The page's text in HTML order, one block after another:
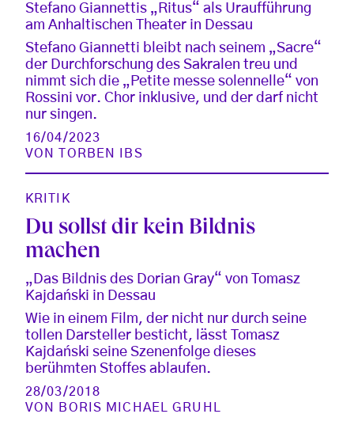
Stefano Giannettis „Ritus“ als Uraufführung
am Anhaltischen Theater in Dessau
Stefano Giannetti bleibt nach seinem „Sacre“
der Durchforschung des Sakralen treu und
nimmt sich die „Petite messe solennelle“ von
Rossini vor. Chor inklusive, und der darf nicht
nur singen.
16/04/2023
VON
TORBEN IBS
KRITIK
Du sollst dir kein Bildnis
machen
„Das Bildnis des Dorian Gray“ von Tomasz
Kajdański in Dessau
Wie in einem Film, der nicht nur durch seine
tollen Darsteller besticht, lässt Tomasz
Kajdański seine Szenenfolge dieses
berühmten Stoffes ablaufen.
28/03/2018
VON
BORIS MICHAEL GRUHL